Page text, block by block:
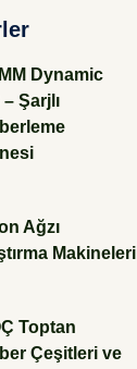
Dynamic
Şarjlı
Ağzı
Makineleri
Toptan
Çeşitleri ve